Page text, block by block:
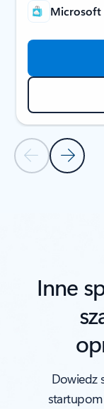
Poprzedni slajd
Microsoft
Inne
Dowiedz